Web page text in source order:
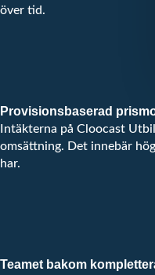
över tid.
Provisionsbaserad
Intäkterna på Cloocast
omsättning. Det innebär
har.
Teamet bakom